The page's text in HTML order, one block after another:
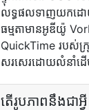
លទ្ធផល​ទាញយក​ដោយ​
ធម្មតា​មាន​អូឌីយ៉ូ
QuickTime របស់ក្
សរសេរដោយលំនាំដើ
តើ​រូបភាព​នឹង​ជា​